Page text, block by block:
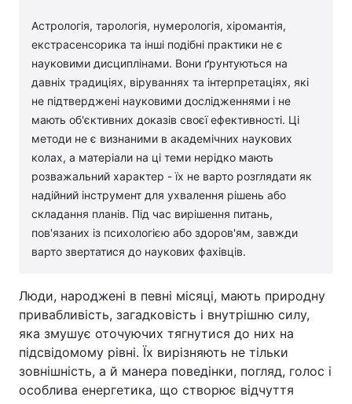
Астрологія, тарологія, нумерологія, хіромантія,
екстрасенсорика та інші подібні практики не є
науковими дисциплінами. Вони ґрунтуються на
давніх традиціях, віруваннях та інтерпретаціях, які
не підтверджені науковими дослідженнями і не
мають об'єктивних доказів своєї ефективності. Ці
методи не є визнаними в академічних наукових
колах, а матеріали на ці теми нерідко мають
розважальний характер - їх не варто розглядати як
надійний інструмент для ухвалення рішень або
складання планів. Під час вирішення питань,
пов'язаних із психологією або здоров'ям, завжди
варто звертатися до наукових фахівців.
Люди, народжені в певні місяці, мають природну
привабливість, загадковість і внутрішню силу,
яка змушує оточуючих тягнутися до них на
підсвідомому рівні. Їх вирізняють не тільки
зовнішність, а й манера поведінки, погляд, голос і
особлива енергетика, що створює відчуття